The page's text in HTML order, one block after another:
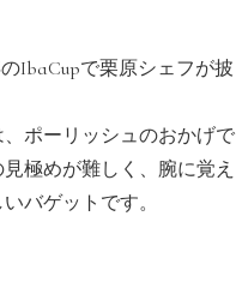
IbaCupで栗原シェフが披
ポーリッシュのおかげで
極めが難しく、腕に覚え
バゲットです。